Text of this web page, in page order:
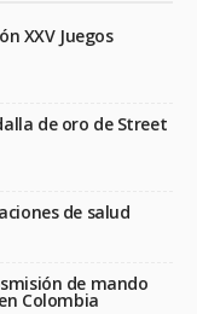
XXV Juegos
de oro de Street
de salud
de mando
Colombia